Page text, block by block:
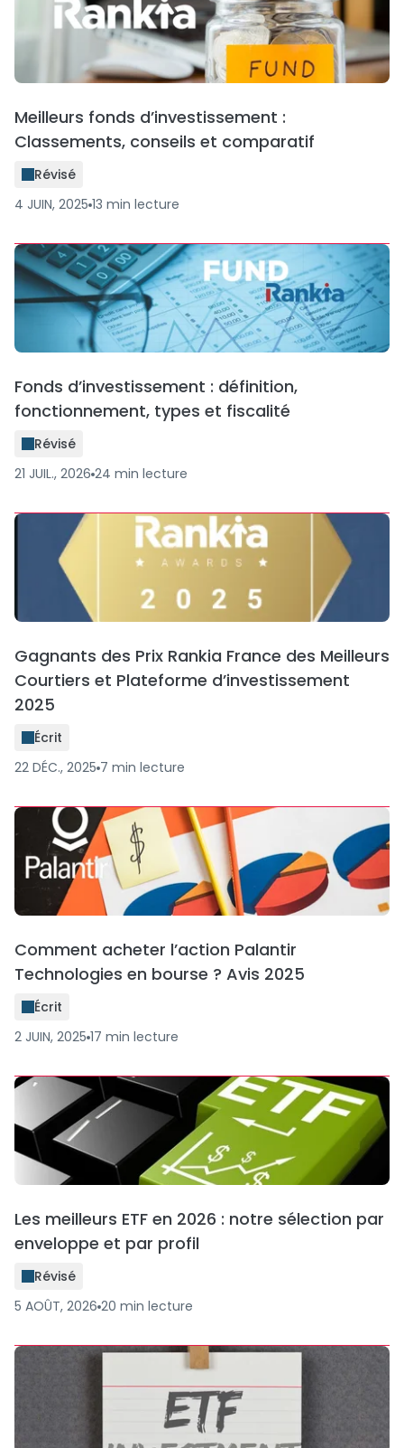
Meilleurs fonds d’investissement :
Classements, conseils et comparatif
Révisé
4 JUIN, 2025 13 min lecture
Fonds d’investissement : définition,
fonctionnement, types et fiscalité
Révisé
21 JUIL., 2026 24 min lecture
Gagnants des Prix Rankia France des Meilleurs
Courtiers et Plateforme d’investissement
2025
Écrit
22 DÉC., 2025 7 min lecture
Comment acheter l’action Palantir
Technologies en bourse ? Avis 2025
Écrit
2 JUIN, 2025 17 min lecture
Les meilleurs ETF en 2026 : notre sélection par
enveloppe et par profil
Révisé
5 AOÛT, 2026 20 min lecture